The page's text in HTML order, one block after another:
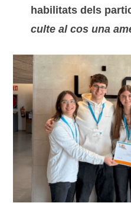
habilitats dels
culte al cos una